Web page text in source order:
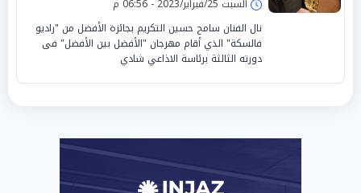
السبت 25/فبراير/2023 - 06:56 م
نال الفنان سامح حسين التكريم بجائزة الأفضل من "راديو
فالسكة" الذي أقام مهرجان "الأفضل بين الأفضل" فى
دورته الثالثة برئاسة الاذاعي شادي